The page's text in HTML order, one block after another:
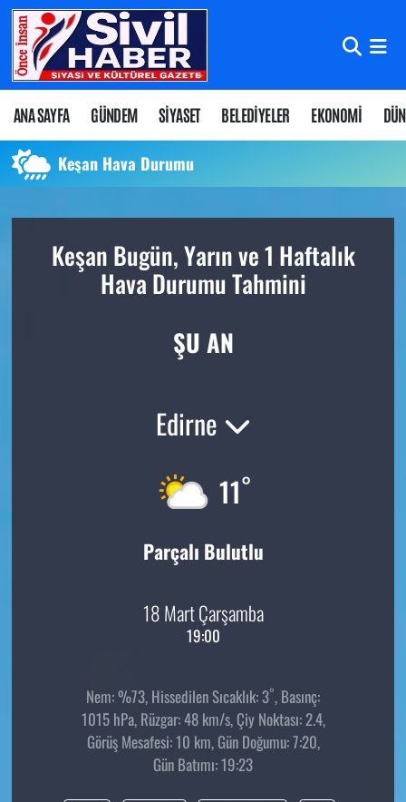
ANA SAYFA GÜNDEM SİYASET BELEDİYELER EKONOMİ
Keşan Hava Durumu
Keşan Bugün, Yarın ve 1 Haftalık
Hava Durumu Tahmini
ŞU AN
Edirne
11°
Parçalı Bulutlu
18 Mart Çarşamba
19:00
Nem: %73, Hissedilen Sıcaklık: 3°, Basınç:
1015 hPa, Rüzgar: 48 km/s, Çiy Noktası: 2.4,
Görüş Mesafesi: 10 km, Gün Doğumu: 7:20,
Gün Batımı: 19:23
Nöbetçi Eczaneler
Hava Durumu
Namaz Vakitleri
Süper Lig Puan Durumu ve Fikstür
Tüm Manşetler
Son Dakika Haberleri